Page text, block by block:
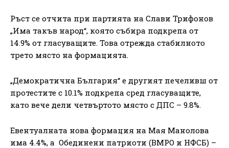
Ръст се отчита при партията на Слави Трифонов
„Има такъв народ“, която събира подкрепа от
14.9% от гласуващите. Това отрежда стабилното
трето място на формацията.
„Демократична България“ е другият печеливш от
протестите с 10.1% подкрепа сред гласуващите,
като вече дели четвъртото място с ДПС – 9.8%.
Евентуалната нова формация на Мая Манолова
има 4.4%, а Обединени патриоти (ВМРО и НФСБ) –